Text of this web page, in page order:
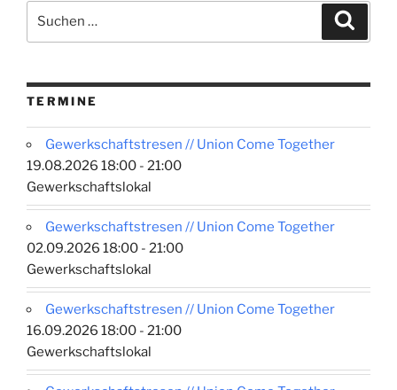
Näher_innen
in nach:
TERMINE
Gewerkschaftstresen // Union Come Together
19.08.2026 18:00 - 21:00
Gewerkschaftslokal
Gewerkschaftstresen // Union Come Together
02.09.2026 18:00 - 21:00
Gewerkschaftslokal
Gewerkschaftstresen // Union Come Together
16.09.2026 18:00 - 21:00
Gewerkschaftslokal